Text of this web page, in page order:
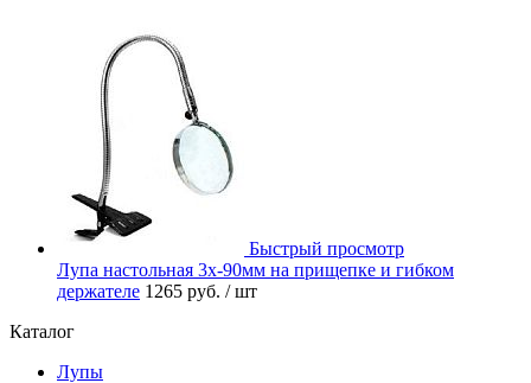
Быстрый просмотр
Лупа настольная 3x-90мм на прищепке и гибком
держателе 1265 руб. / шт
Каталог
Лупы